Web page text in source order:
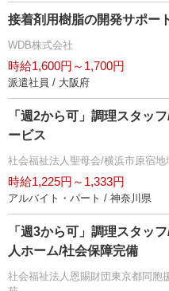
接着剤用樹脂の開発サポー
WDB株式会社
時給1,600円～1,700円
派遣社員 / 大阪府
「週2から可」調理スタッ
ービス
社会福祉法人聖母会/横浜市原宿地
時給1,225円～1,333円
アルバイト・パート / 神奈川県
「週3から可」調理スタッ
人ホーム/社会保障完備
社会福祉法人恩賜財団東京都同胞